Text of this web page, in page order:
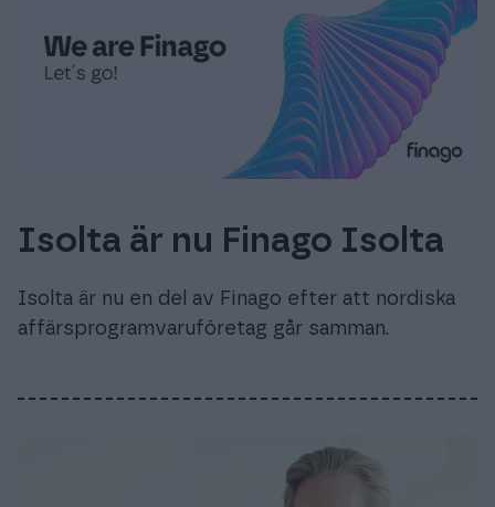
Isolta är nu Finago Isolta
Isolta är nu en del av Finago efter att nordiska
affärsprogramvaruföretag går samman.